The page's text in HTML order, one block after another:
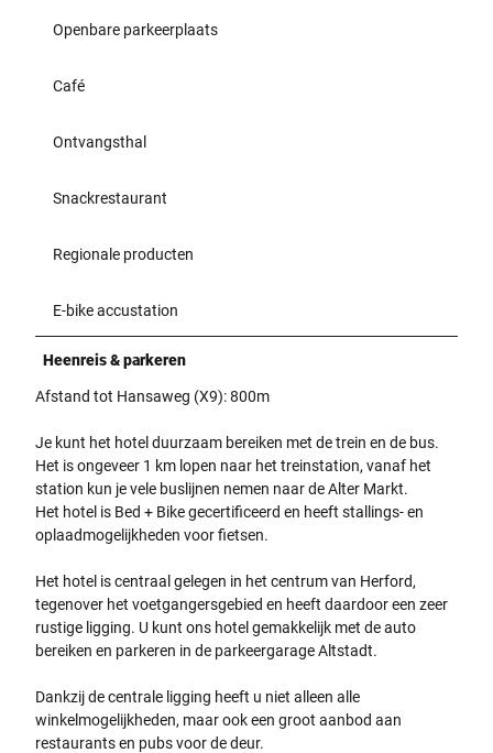
Openbare parkeerplaats
Café
Ontvangsthal
Snackrestaurant
Regionale producten
E-bike accustation
Heenreis & parkeren
Afstand tot Hansaweg (X9): 800m
Je kunt het hotel duurzaam bereiken met de trein en de bus.
Het is ongeveer 1 km lopen naar het treinstation, vanaf het
station kun je vele buslijnen nemen naar de Alter Markt.
Het hotel is Bed + Bike gecertificeerd en heeft stallings- en
oplaadmogelijkheden voor fietsen.
Het hotel is centraal gelegen in het centrum van Herford,
tegenover het voetgangersgebied en heeft daardoor een zeer
rustige ligging. U kunt ons hotel gemakkelijk met de auto
bereiken en parkeren in de parkeergarage Altstadt.
Dankzij de centrale ligging heeft u niet alleen alle
winkelmogelijkheden, maar ook een groot aanbod aan
restaurants en pubs voor de deur.